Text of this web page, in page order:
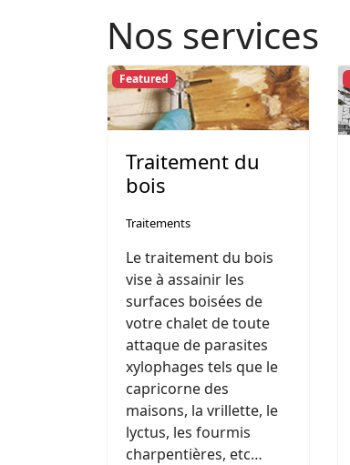
Nos services
Featured
Traitement du
bois
Traitements
Le traitement du bois
vise à assainir les
surfaces boisées de
votre chalet de toute
attaque de parasites
xylophages tels que le
capricorne des
maisons, la vrillette, le
lyctus, les fourmis
charpentières, etc…